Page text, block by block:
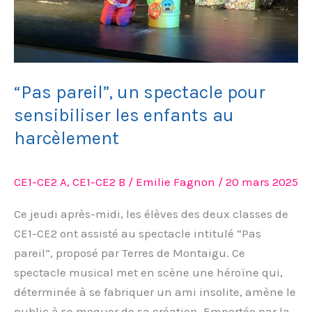
“Pas pareil”, un spectacle pour
sensibiliser les enfants au
harcèlement
CE1-CE2 A, CE1-CE2 B / Emilie Fagnon / 20 mars 2025
Ce jeudi après-midi, les élèves des deux classes de
CE1-CE2 ont assisté au spectacle intitulé “Pas
pareil”, proposé par Terres de Montaigu. Ce
spectacle musical met en scène une héroïne qui,
déterminée à se fabriquer un ami insolite, amène le
au
harcèlement